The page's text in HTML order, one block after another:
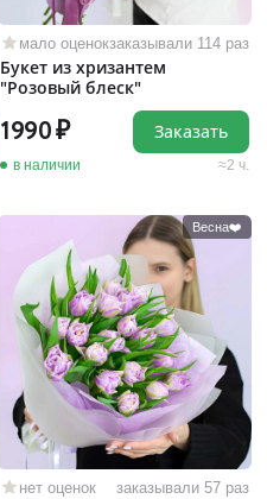
мало оценокзаказывали 114 раз
Букет из хризантем
"Розовый блеск"
1990
в наличии 2 ч.
Заказать
Весна❤️
нет оценок заказывали 57 раз